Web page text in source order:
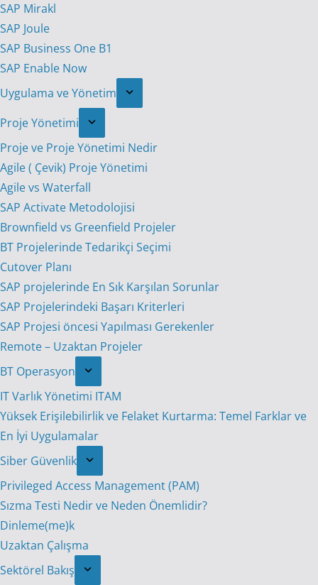
SAP Mirakl
SAP Joule
SAP Business One B1
SAP Enable Now
Uygulama ve Yönetim
Proje Yönetimi
Proje ve Proje Yönetimi Nedir
Agile ( Çevik) Proje Yönetimi
Agile vs Waterfall
SAP Activate Metodolojisi
Brownfield vs Greenfield Projeler
BT Projelerinde Tedarikçi Seçimi
Cutover Planı
SAP projelerinde En Sık Karşılan Sorunlar
SAP Projelerindeki Başarı Kriterleri
SAP Projesi öncesi Yapılması Gerekenler
Remote – Uzaktan Projeler
BT Operasyon
IT Varlık Yönetimi ITAM
Yüksek Erişilebilirlik ve Felaket Kurtarma: Temel Farklar ve
En İyi Uygulamalar
Siber Güvenlik
Privileged Access Management (PAM)
Sızma Testi Nedir ve Neden Önemlidir?
Dinleme(me)k
Uzaktan Çalışma
Sektörel Bakış